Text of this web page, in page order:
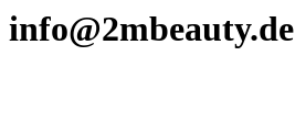
info@2mbeauty.de